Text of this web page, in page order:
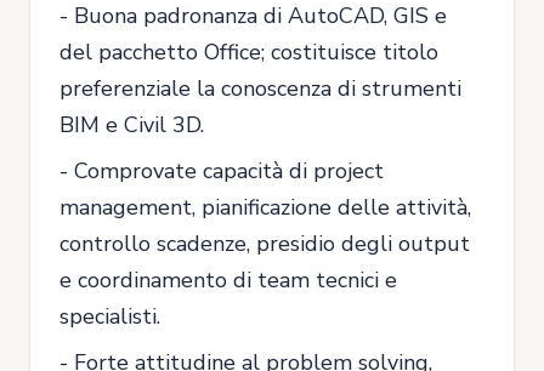
- Buona padronanza di AutoCAD, GIS e
del pacchetto Office; costituisce titolo
preferenziale la conoscenza di strumenti
BIM e Civil 3D.
- Comprovate capacità di project
management, pianificazione delle attività,
controllo scadenze, presidio degli output
e coordinamento di team tecnici e
specialisti.
- Forte attitudine al problem solving,